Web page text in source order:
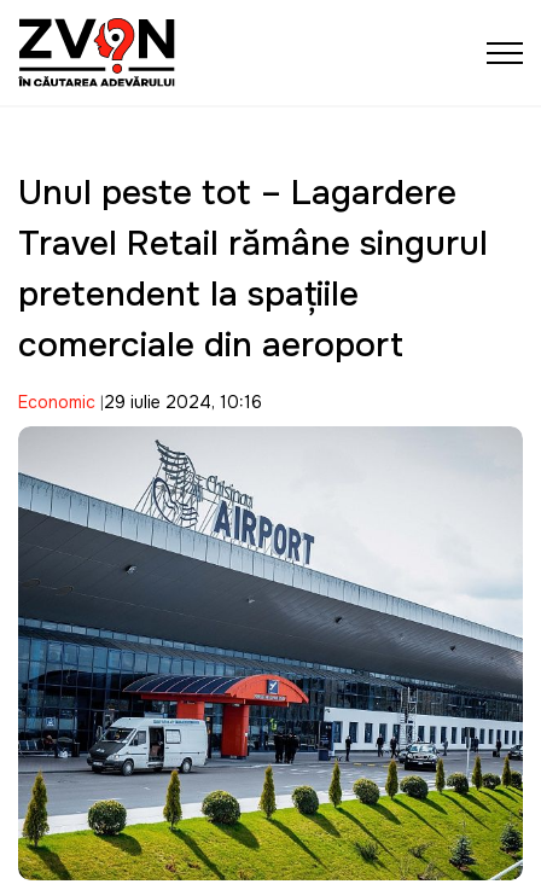
Unul peste tot – Lagardere
Travel Retail rămâne singurul
pretendent la spațiile
comerciale din aeroport
Economic 29 iulie 2024, 10:16